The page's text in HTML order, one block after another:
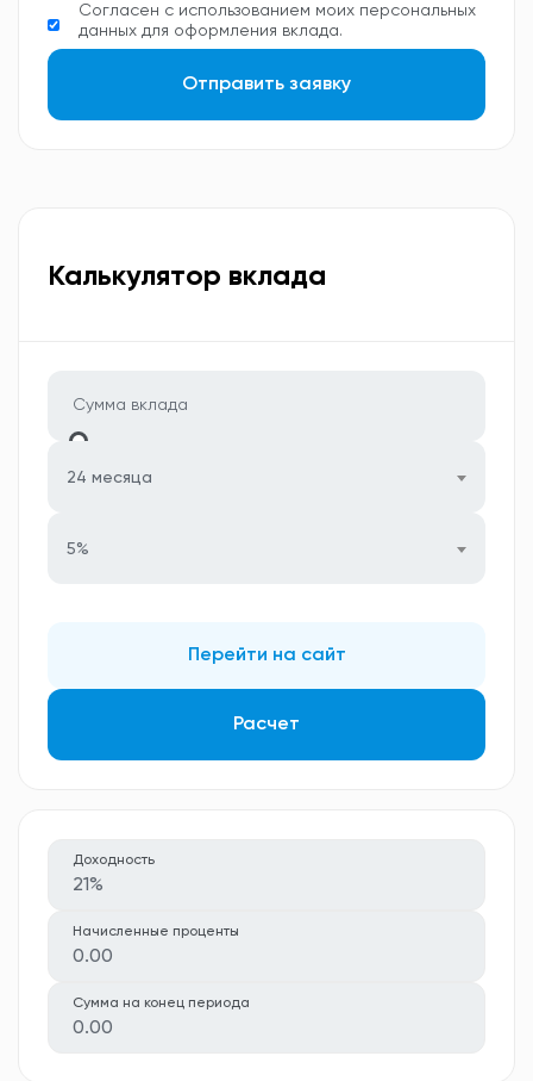
Согласен с использованием моих персональных
данных для оформления вклада.
Отправить заявку
Калькулятор вклада
24 месяца
5%
Перейти на сайт
Расчет
Доходность
21%
Начисленные проценты
0.00
Сумма на конец периода
0.00